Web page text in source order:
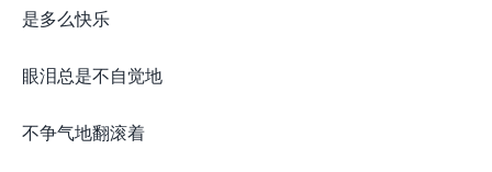
是多么快乐
眼泪总是不自觉地
不争气地翻滚着